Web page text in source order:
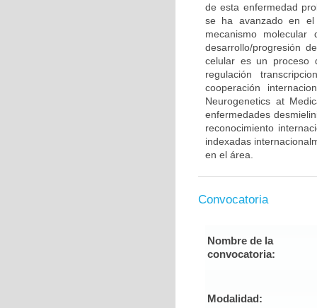
de esta enfermedad
se ha avanzado en el
mecanismo
desarrollo/progresión
celular es un proceso
regulación
cooperación
Neurogenetics at
enfermedades
reconocimiento
indexadas
en el área.
Convocatoria
Nombre de la
convocatoria:
Modalidad: